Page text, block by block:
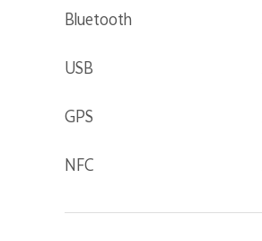
Bluetooth
USB
GPS
NFC